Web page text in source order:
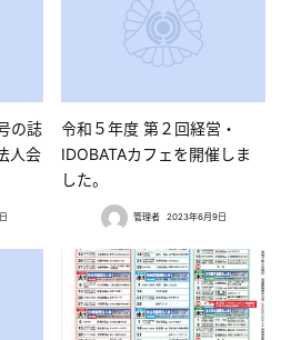
の誌
人会
令和５年度 第２回経営・
IDOBATAカフェを開催しま
した。
管理者 2023年6月9日